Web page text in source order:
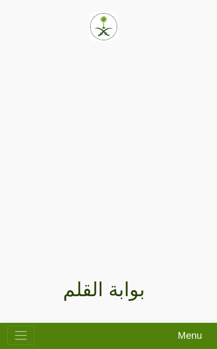
بوابة القلم
Menu